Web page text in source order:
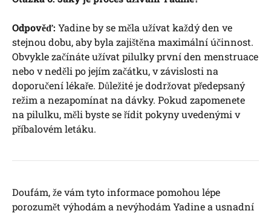
Odpověď: Yadine by se měla užívat každý den ve
stejnou dobu, aby byla zajištěna maximální účinnost.
Obvykle začínáte užívat pilulky první den menstruace
nebo v neděli po jejím začátku, v závislosti na
doporučení lékaře. Důležité je dodržovat předepsaný
režim a nezapomínat na dávky. Pokud zapomenete
na pilulku, měli byste se řídit pokyny uvedenými v
příbalovém letáku.
Doufám, že vám tyto informace pomohou lépe
porozumět výhodám a nevýhodám Yadine a usnadní